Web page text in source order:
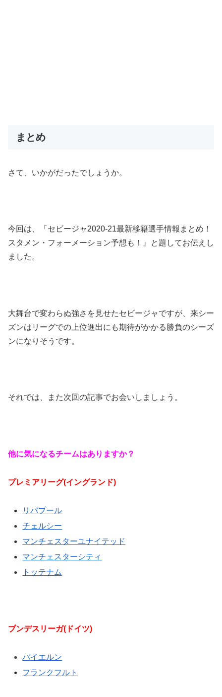
まとめ
さて、いかがだったでしょうか。
今回は、「セビージャ2020-21最新移籍選手情報まとめ！
スタメン・フォーメーション予想も！』と題してお伝えし
ました。
大舞台で変わらぬ強さを見せたセビージャですが、来シー
ズンはリーグでの上位進出にも期待がかかる勝負のシーズ
ンになりそうです。
それでは、また次回の記事でお会いしましょう。
他に気になるチームはありますか？
プレミアリーグ(イングランド)
リバプール
チェルシー
マンチェスターユナイテッド
マンチェスターシティ
トッテナム
ブンデスリーガ(ドイツ)
バイエルン
フランクフルト